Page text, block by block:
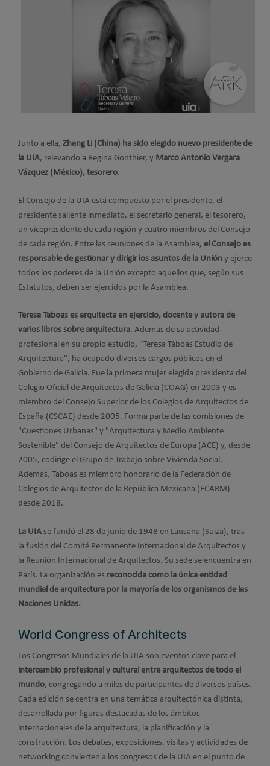
Junto a ella, Zhang Li (China) ha sido elegido nuevo presidente de
la UIA, relevando a Regina Gonthier, y Marco Antonio Vergara
Vázquez (México), tesorero.
El Consejo de la UIA está compuesto por el presidente, el
presidente saliente inmediato, el secretario general, el tesorero,
un vicepresidente de cada región y cuatro miembros del Consejo
de cada región. Entre las reuniones de la Asamblea, el Consejo es
responsable de gestionar y dirigir los asuntos de la Unión y ejerce
todos los poderes de la Unión excepto aquellos que, según sus
Estatutos, deben ser ejercidos por la Asamblea.
Teresa Taboas es arquitecta en ejercicio, docente y autora de
varios libros sobre arquitectura. Además de su actividad
profesional en su propio estudio, "Teresa Táboas Estudio de
Arquitectura", ha ocupado diversos cargos públicos en el
Gobierno de Galicia. Fue la primera mujer elegida presidenta del
Colegio Oficial de Arquitectos de Galicia (COAG) en 2003 y es
miembro del Consejo Superior de los Colegios de Arquitectos de
España (CSCAE) desde 2005. Forma parte de las comisiones de
"Cuestiones Urbanas" y "Arquitectura y Medio Ambiente
Sostenible" del Consejo de Arquitectos de Europa (ACE) y, desde
2005, codirige el Grupo de Trabajo sobre Vivienda Social.
Además, Taboas es miembro honorario de la Federación de
Colegios de Arquitectos de la República Mexicana (FCARM)
desde 2018.
La UIA se fundó el 28 de junio de 1948 en Lausana (Suiza), tras
la fusión del Comité Permanente Internacional de Arquitectos y
la Reunión Internacional de Arquitectos. Su sede se encuentra en
París. La organización es reconocida como la única entidad
mundial de arquitectura por la mayoría de los organismos de las
Naciones Unidas.
World Congress of Architects
Los Congresos Mundiales de la UIA son eventos clave para el
intercambio profesional y cultural entre arquitectos de todo el
mundo, congregando a miles de participantes de diversos países.
Cada edición se centra en una temática arquitectónica distinta,
desarrollada por figuras destacadas de los ámbitos
internacionales de la arquitectura, la planificación y la
construcción. Los debates, exposiciones, visitas y actividades de
networking convierten a los congresos de la UIA en el punto de